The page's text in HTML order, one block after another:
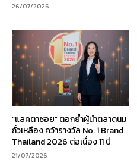
26/07/2026
“แลคตาซอย” ตอกย้ำผู้นำตลาดนม
ถั่วเหลือง คว้ารางวัล No. 1 Brand
Thailand 2026 ต่อเนื่อง 11 ปี
21/07/2026